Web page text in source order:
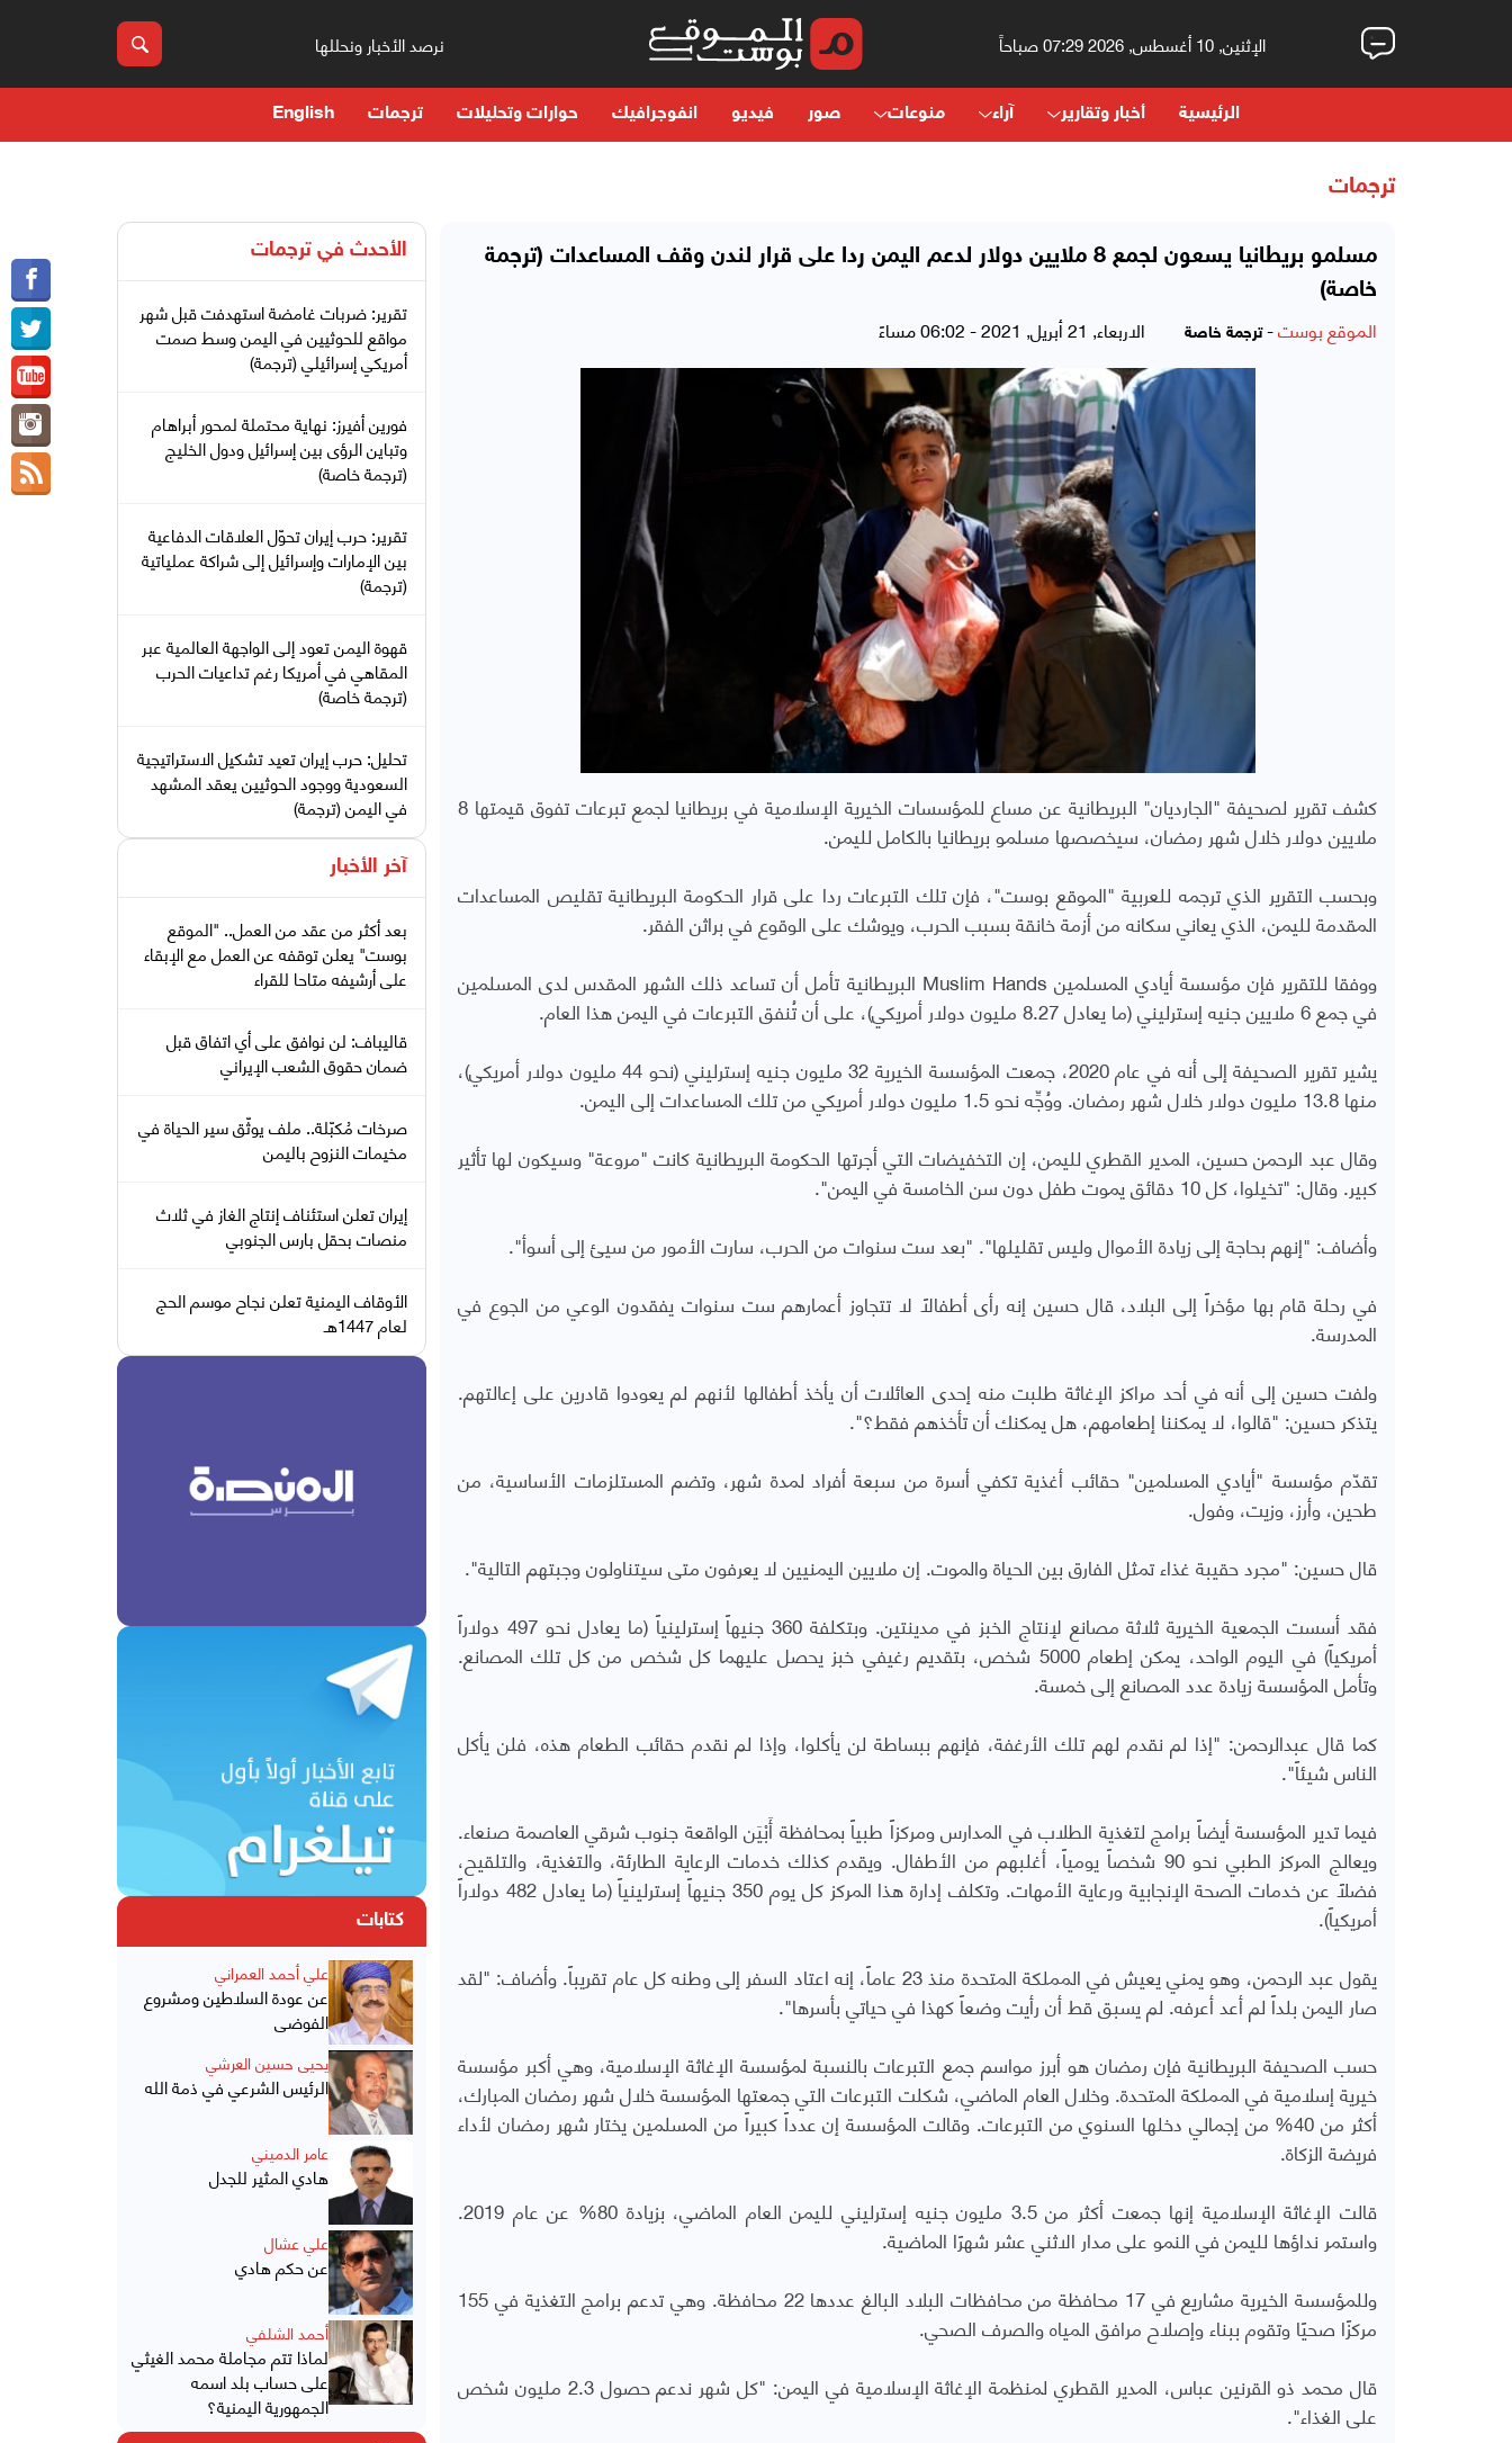
الإثنين, 10 أغسطس, 2026 07:29 صباحاً نرصد الأخبار ونحللها
الرئيسية أخبار وتقارير آراء منوعات صور فيديو انفوجرافيك حوارات وتحليلات ترجمات English
ترجمات
مسلمو بريطانيا يسعون لجمع 8 ملايين دولار لدعم اليمن ردا على قرار لندن وقف المساعدات (ترجمة
خاصة)
الموقع بوست-ترجمة خاصة الاربعاء, 21 أبريل, 2021 - 06:02 مساءً
كشف تقرير لصحيفة "الجارديان" البريطانية عن مساع للمؤسسات الخيرية الإسلامية في بريطانيا لجمع تبرعات تفوق قيمتها 8
ملايين دولار خلال شهر رمضان، سيخصصها مسلمو بريطانيا بالكامل لليمن.
وبحسب التقرير الذي ترجمه للعربية "الموقع بوست"، فإن تلك التبرعات ردا على قرار الحكومة البريطانية تقليص المساعدات
المقدمة لليمن، الذي يعاني سكانه من أزمة خانقة بسبب الحرب، ويوشك على الوقوع في براثن الفقر.
ووفقا للتقرير فإن مؤسسة أيادي المسلمين Muslim Hands البريطانية تأمل أن تساعد ذلك الشهر المقدس لدى المسلمين
في جمع 6 ملايين جنيه إسترليني (ما يعادل 8.27 مليون دولار أمريكي)، على أن تُنفق التبرعات في اليمن هذا العام.
يشير تقرير الصحيفة إلى أنه في عام 2020، جمعت المؤسسة الخيرية 32 مليون جنيه إسترليني (نحو 44 مليون دولار أمريكي)،
منها 13.8 مليون دولار خلال شهر رمضان. ووُجِّه نحو 1.5 مليون دولار أمريكي من تلك المساعدات إلى اليمن.
وقال عبد الرحمن حسين، المدير القطري لليمن، إن التخفيضات التي أجرتها الحكومة البريطانية كانت "مروعة" وسيكون لها تأثير
كبير. وقال: "تخيلوا، كل 10 دقائق يموت طفل دون سن الخامسة في اليمن".
وأضاف: "إنهم بحاجة إلى زيادة الأموال وليس تقليلها". "بعد ست سنوات من الحرب، سارت الأمور من سيئ إلى أسوأ".
في رحلة قام بها مؤخراً إلى البلاد، قال حسين إنه رأى أطفالاً لا تتجاوز أعمارهم ست سنوات يفقدون الوعي من الجوع في
المدرسة.
ولفت حسين إلى أنه في أحد مراكز الإغاثة طلبت منه إحدى العائلات أن يأخذ أطفالها لأنهم لم يعودوا قادرين على إعالتهم.
يتذكر حسين: "قالوا، لا يمكننا إطعامهم، هل يمكنك أن تأخذهم فقط؟".
تقدّم مؤسسة "أيادي المسلمين" حقائب أغذية تكفي أسرة من سبعة أفراد لمدة شهر، وتضم المستلزمات الأساسية، من
طحين، وأرز، وزيت، وفول.
قال حسين: "مجرد حقيبة غذاء تمثل الفارق بين الحياة والموت. إن ملايين اليمنيين لا يعرفون متى سيتناولون وجبتهم التالية".
فقد أسست الجمعية الخيرية ثلاثة مصانع لإنتاج الخبز في مدينتين. وبتكلفة 360 جنيهاً إسترلينياً (ما يعادل نحو 497 دولاراً
أمريكياً) في اليوم الواحد، يمكن إطعام 5000 شخص، بتقديم رغيفي خبز يحصل عليهما كل شخص من كل تلك المصانع.
وتأمل المؤسسة زيادة عدد المصانع إلى خمسة.
كما قال عبدالرحمن: "إذا لم نقدم لهم تلك الأرغفة، فإنهم ببساطة لن يأكلوا، وإذا لم نقدم حقائب الطعام هذه، فلن يأكل
الناس شيئاً".
فيما تدير المؤسسة أيضاً برامج لتغذية الطلاب في المدارس ومركزاً طبياً بمحافظة أَبْيَنالواقعة جنوب شرقي العاصمة صنعاء.
ويعالج المركز الطبي نحو 90 شخصاً يومياً، أغلبهم من الأطفال. ويقدم كذلك خدمات الرعاية الطارئة، والتغذية، والتلقيح،
فضلاً عن خدمات الصحة الإنجابية ورعاية الأمهات. وتكلف إدارة هذا المركز كل يوم 350 جنيهاً إسترلينياً (ما يعادل 482 دولاراً
أمريكياً).
يقول عبد الرحمن، وهو يمني يعيش في المملكة المتحدة منذ 23 عاماً، إنه اعتاد السفر إلى وطنه كل عام تقريباً. وأضاف: "لقد
صار اليمن بلداً لم أعد أعرفه. لم يسبق قط أن رأيت وضعاً كهذا في حياتي بأسرها".
حسب الصحيفة البريطانية فإن رمضان هو أبرز مواسم جمع التبرعات بالنسبة لمؤسسة الإغاثة الإسلامية، وهي أكبر مؤسسة
خيرية إسلامية في المملكة المتحدة. وخلال العام الماضي، شكلت التبرعات التي جمعتها المؤسسة خلال شهر رمضان المبارك،
أكثر من 40% من إجمالي دخلها السنوي من التبرعات. وقالت المؤسسة إن عدداً كبيراً من المسلمين يختار شهر رمضان لأداء
فريضة الزكاة.
قالت الإغاثة الإسلامية إنها جمعت أكثر من 3.5 مليون جنيه إسترليني لليمن العام الماضي، بزيادة 80% عن عام 2019.
واستمر نداؤها لليمن في النمو على مدار الاثني عشر شهرًا الماضية.
وللمؤسسة الخيرية مشاريع في 17 محافظة من محافظات البلاد البالغ عددها 22 محافظة. وهي تدعم برامج التغذية في 155
مركزًا صحيًا وتقوم ببناء وإصلاح مرافق المياه والصرف الصحي.
قال محمد ذو القرنين عباس، المدير القطري لمنظمة الإغاثة الإسلامية في اليمن: "كل شهر ندعم حصول 2.3 مليون شخص
على الغذاء".
الأحدث في ترجمات
تقرير: ضربات غامضة استهدفت قبل شهر
مواقع للحوثيين في اليمن وسط صمت
أمريكي إسرائيلي (ترجمة)
فورين أفيرز: نهاية محتملة لمحور أبراهام
وتباين الرؤى بين إسرائيل ودول الخليج
(ترجمة خاصة)
تقرير: حرب إيران تحوّل العلاقات الدفاعية
بين الإمارات وإسرائيل إلى شراكة عملياتية
(ترجمة)
قهوة اليمن تعود إلى الواجهة العالمية عبر
المقاهي في أمريكا رغم تداعيات الحرب
(ترجمة خاصة)
تحليل: حرب إيران تعيد تشكيل الاستراتيجية
السعودية ووجود الحوثيين يعقد المشهد
في اليمن (ترجمة)
آخر الأخبار
بعد أكثر من عقد من العمل.. "الموقع
بوست" يعلن توقفه عن العمل مع الإبقاء
على أرشيفه متاحا للقراء
قاليباف: لن نوافق على أي اتفاق قبل
ضمان حقوق الشعب الإيراني
صرخات مُكبّلة.. ملف يوثّق سير الحياة في
مخيمات النزوح باليمن
إيران تعلن استئناف إنتاج الغاز في ثلاث
منصات بحقل بارس الجنوبي
الأوقاف اليمنية تعلن نجاح موسم الحج
لعام 1447هـ
كتابات
علي أحمد العمراني
عن عودة السلاطين ومشروع
الفوضى
يحيى حسين العرشي
الرئيس الشرعي في ذمة الله
عامر الدميني
هادي المثير للجدل
علي عشال
عن حكم هادي
أحمد الشلفي
لماذا تتم مجاملة محمد الغيثي
على حساب بلد اسمه
الجمهورية اليمنية؟